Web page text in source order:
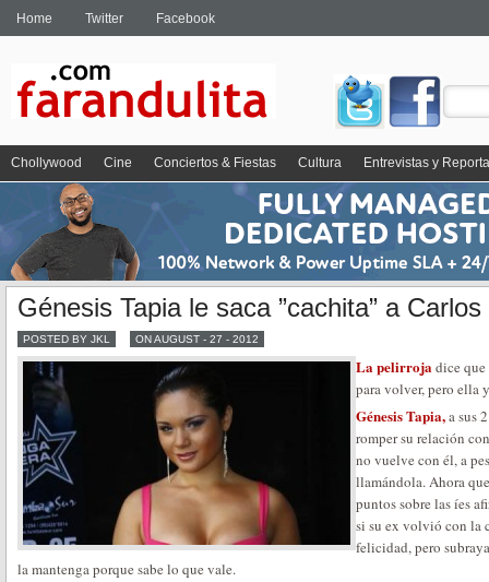
Home Twitter Facebook
Chollywood Cine Conciertos & Fiestas Cultura Entrevistas y
Génesis Tapia le saca ”cachita” a
POSTED BY JKL ON AUGUST - 27 - 2012
La pelirrojadice
para volver, pero ella
Génesis Tapia,a sus
romper su relación
no vuelve con él, a
llamándola. Ahora
puntos sobre las íes
si su ex volvió con la
felicidad, pero
la mantenga porque sabe lo que vale.